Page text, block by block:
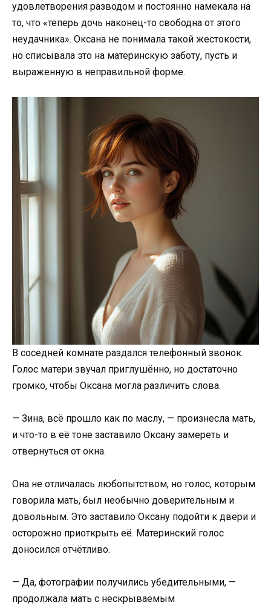
удовлетворения разводом и постоянно намекала на
то, что «теперь дочь наконец-то свободна от этого
неудачника». Оксана не понимала такой жестокости,
но списывала это на материнскую заботу, пусть и
выраженную в неправильной форме.
В соседней комнате раздался телефонный звонок.
Голос матери звучал приглушённо, но достаточно
громко, чтобы Оксана могла различить слова.
— Зина, всё прошло как по маслу, — произнесла мать,
и что-то в её тоне заставило Оксану замереть и
отвернуться от окна.
Она не отличалась любопытством, но голос, которым
говорила мать, был необычно доверительным и
довольным. Это заставило Оксану подойти к двери и
осторожно приоткрыть её. Материнский голос
доносился отчётливо.
— Да, фотографии получились убедительными, —
продолжала мать с нескрываемым